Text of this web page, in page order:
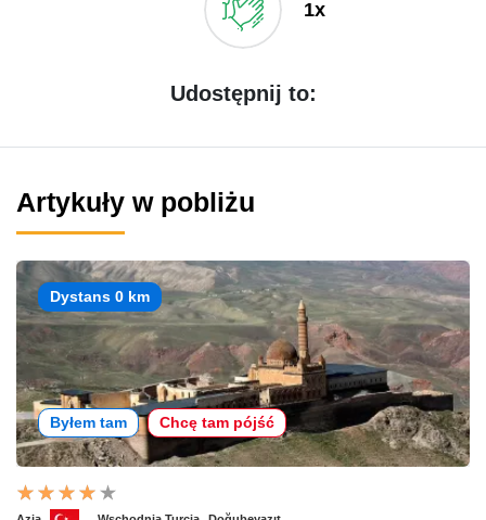
1x
Udostępnij to:
Artykuły w pobliżu
Dystans 0 km
Byłem tam Chcę tam pójść